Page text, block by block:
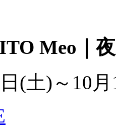
Meo｜
(土)～10